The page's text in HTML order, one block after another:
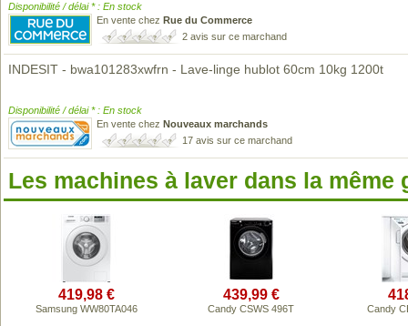
Disponibilité / délai * : En stock
En vente chez Rue du Commerce
2 avis sur ce marchand
INDESIT - bwa101283xwfrn - Lave-linge hublot 60cm 10kg 1200t
Disponibilité / délai * : En stock
En vente chez Nouveaux marchands
17 avis sur ce marchand
Les machines à laver dans la même
419,98 €
Samsung WW80TA046
439,99 €
Candy CSWS 496T Candy